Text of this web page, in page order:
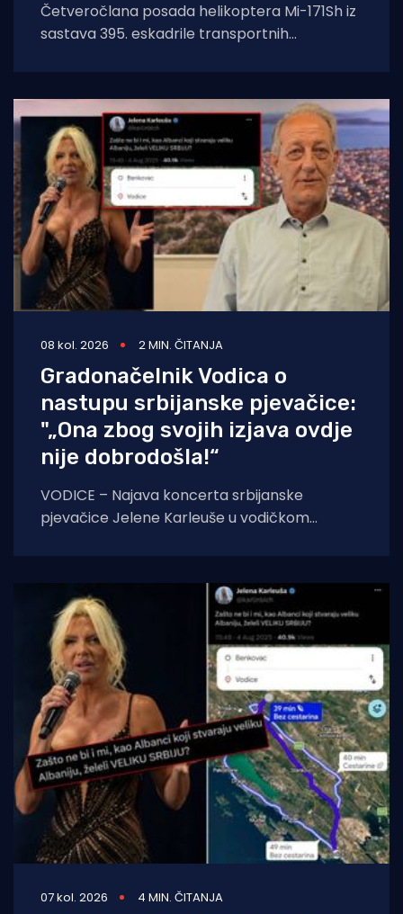
Četveročlana posada helikoptera Mi-171Sh iz
sastava 395. eskadrile transportnih
08 kol. 2026 2 MIN. ČITANJA
Gradonačelnik Vodica o
nastupu srbijanske pjevačice:
"„Ona zbog svojih izjava ovdje
nije dobrodošla!“
VODICE – Najava koncerta srbijanske
pjevačice Jelene Karleuše u vodičkom
07 kol. 2026 4 MIN. ČITANJA